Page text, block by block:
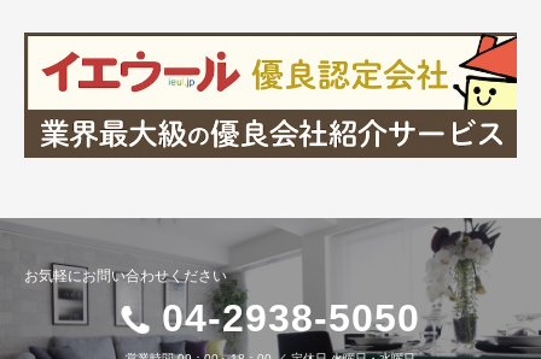
お気軽にお問い合わせください
04-2938-5050